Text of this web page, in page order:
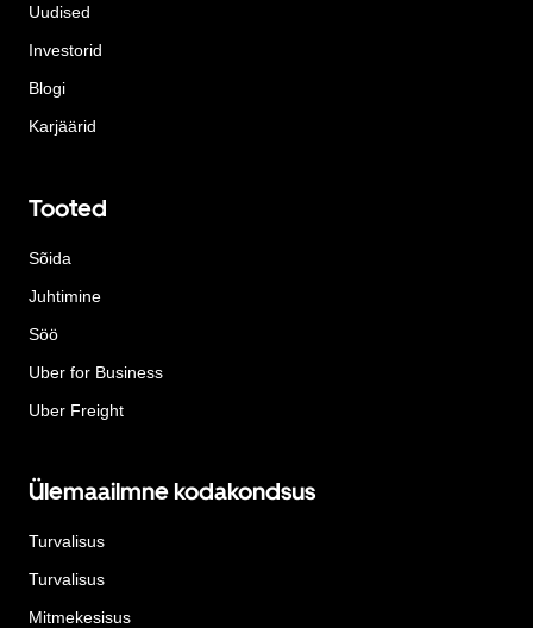
Uudised
Investorid
Blogi
Karjäärid
Tooted
Sõida
Juhtimine
Söö
Uber for Business
Uber Freight
Ülemaailmne kodakondsus
Turvalisus
Turvalisus
Mitmekesisus